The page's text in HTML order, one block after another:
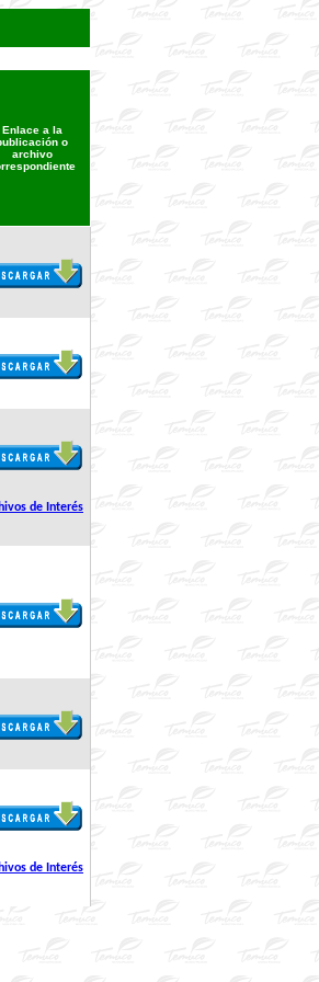
Enlace a la
o
archivo
de Interés
de Interés